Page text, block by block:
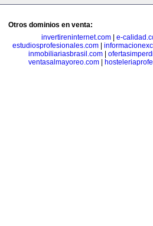
Otros dominios en venta:
invertireninternet.com| e-
estudiosprofesionales.com|
inmobiliariasbrasil.com
ventasalmayoreo.com